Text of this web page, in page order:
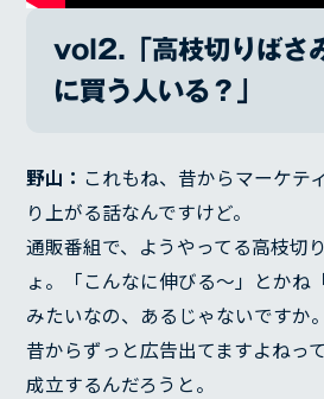
vol2.「高枝切りばさ
に買う人いる？」
野山： これもね、昔からマーケテ
り上がる話なんですけど。
通販番組で、ようやってる高枝切
ょ。「こんなに伸びる〜」とかね
みたいなの、あるじゃないですか。
昔からずっと広告出てますよねっ
成立するんだろうと。